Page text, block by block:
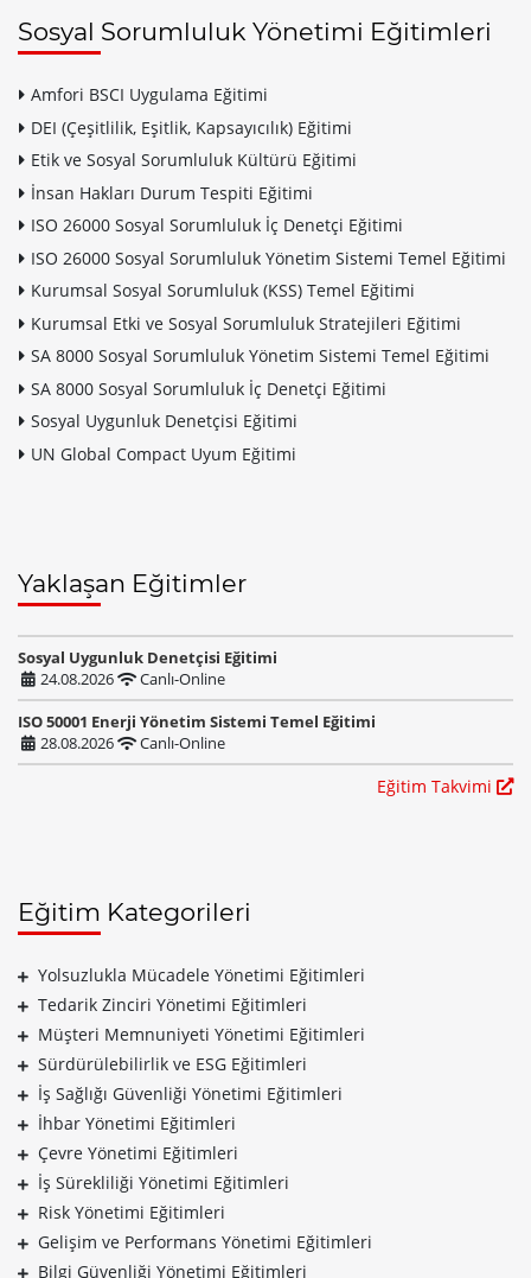
Sosyal Sorumluluk Yönetimi Eğitimleri
Amfori BSCI Uygulama Eğitimi
DEI (Çeşitlilik, Eşitlik, Kapsayıcılık) Eğitimi
Etik ve Sosyal Sorumluluk Kültürü Eğitimi
İnsan Hakları Durum Tespiti Eğitimi
ISO 26000 Sosyal Sorumluluk İç Denetçi Eğitimi
ISO 26000 Sosyal Sorumluluk Yönetim Sistemi Temel Eğitimi
Kurumsal Sosyal Sorumluluk (KSS) Temel Eğitimi
Kurumsal Etki ve Sosyal Sorumluluk Stratejileri Eğitimi
SA 8000 Sosyal Sorumluluk Yönetim Sistemi Temel Eğitimi
SA 8000 Sosyal Sorumluluk İç Denetçi Eğitimi
Sosyal Uygunluk Denetçisi Eğitimi
UN Global Compact Uyum Eğitimi
Yaklaşan Eğitimler
Sosyal Uygunluk Denetçisi Eğitimi
24.08.2026
Canlı-Online
ISO 50001 Enerji Yönetim Sistemi Temel Eğitimi
28.08.2026
Canlı-Online
Eğitim Takvimi
Eğitim Kategorileri
Yolsuzlukla Mücadele Yönetimi Eğitimleri
Tedarik Zinciri Yönetimi Eğitimleri
Müşteri Memnuniyeti Yönetimi Eğitimleri
Sürdürülebilirlik ve ESG Eğitimleri
İş Sağlığı Güvenliği Yönetimi Eğitimleri
İhbar Yönetimi Eğitimleri
Çevre Yönetimi Eğitimleri
İş Sürekliliği Yönetimi Eğitimleri
Risk Yönetimi Eğitimleri
Gelişim ve Performans Yönetimi Eğitimleri
Bilgi Güvenliği Yönetimi Eğitimleri